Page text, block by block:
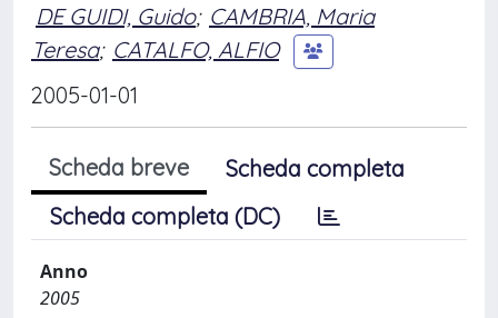
DE GUIDI, Guido; CAMBRIA, Maria
Teresa; CATALFO, ALFIO
2005-01-01
Scheda breve
Scheda completa
Scheda completa (DC)
Anno
2005